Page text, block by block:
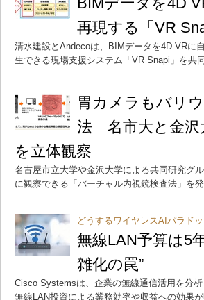
再現する「VR
清水建設とAndecoは、BIMデータを4D VRに
生できる現場支援システム「VR Snapi」を共
胃カメラもバリ
法 名市大と金沢
を立体観察
名古屋市立大学や金沢大学による共同研究グ
に観察できる「バーチャル内視鏡検査法」を発
どうするワイヤレスAIパラド
無線LAN予算は5
雑化の罠”
Cisco Systemsは、企業の無線通信活用を分
無線LAN投資による業務効率や収益への効果